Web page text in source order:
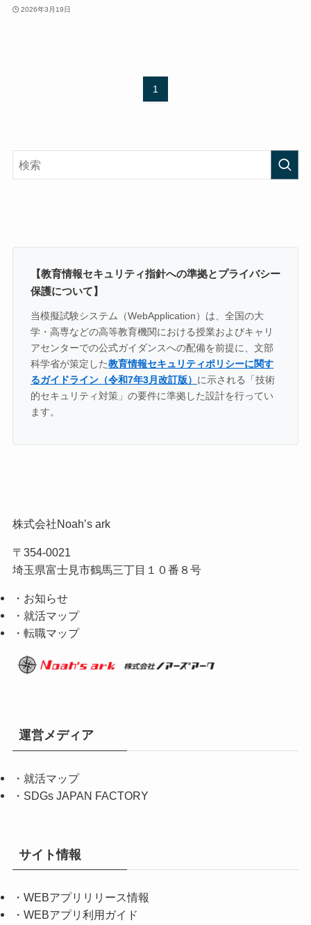
2026年3月19日
1
【教育情報セキュリティ指針への準拠とプライバシー
保護について】
当模擬試験システム（WebApplication）は、全国の大
学・高専などの高等教育機関における授業およびキャリ
アセンターでの公式ガイダンスへの配備を前提に、文部
科学省が策定した教育情報セキュリティポリシーに関す
るガイドライン（令和7年3月改訂版） に示される「技術
的セキュリティ対策」の要件に準拠した設計を行ってい
ます。
株式会社Noah’s ark
〒354-0021
埼玉県富士見市鶴馬三丁目１０番８号
・お知らせ
・就活マップ
・転職マップ
運営メディア
・ 就活マップ
・ SDGs JAPAN FACTORY
サイト情報
・ WEBアプリリリース情報
・ WEBアプリ利用ガイド